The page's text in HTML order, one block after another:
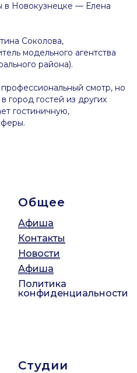
в Новокузнецке — Елена
Соколова,
модельного агентства
района).
смотр, но
город гостей из других
гостиничную,
Общее
Афиша
Контакты
Новости
Афиша
Политика
конфиденциальности
Студии